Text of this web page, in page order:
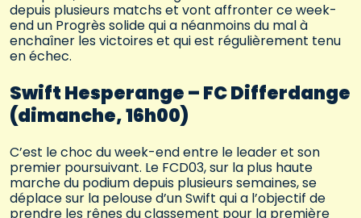
depuis plusieurs matchs et vont affronter ce week-
end un Progrès solide qui a néanmoins du mal à
enchaîner les victoires et qui est régulièrement tenu
en échec.
Swift Hesperange – FC Differdange
(dimanche, 16h00)
C’est le choc du week-end entre le leader et son
premier poursuivant. Le FCD03, sur la plus haute
marche du podium depuis plusieurs semaines, se
déplace sur la pelouse d’un Swift qui a l’objectif de
prendre les rênes du classement pour la première